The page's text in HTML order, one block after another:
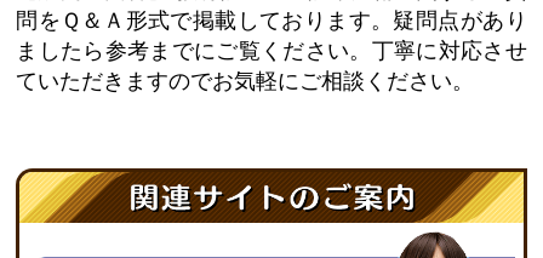
問をＱ＆Ａ形式で掲載しております。疑問点があり
ましたら参考までにご覧ください。丁寧に対応させ
ていただきますのでお気軽にご相談ください。